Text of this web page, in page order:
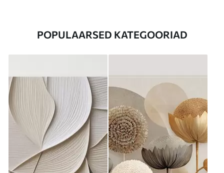
POPULAARSED KATEGOORIAD